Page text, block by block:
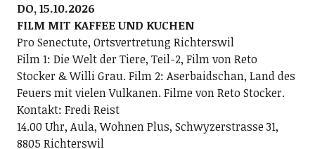
DO, 15.10.2026
FILM MIT KAFFEE UND KUCHEN
Pro Senectute, Ortsvertretung Richterswil
Film 1: Die Welt der Tiere, Teil-2, Film von Reto
Stocker & Willi Grau. Film 2: Aserbaidschan, Land des
Feuers mit vielen Vulkanen. Filme von Reto Stocker.
Kontakt: Fredi Reist
14.00 Uhr, Aula, Wohnen Plus, Schwyzerstrasse 31,
8805 Richterswil